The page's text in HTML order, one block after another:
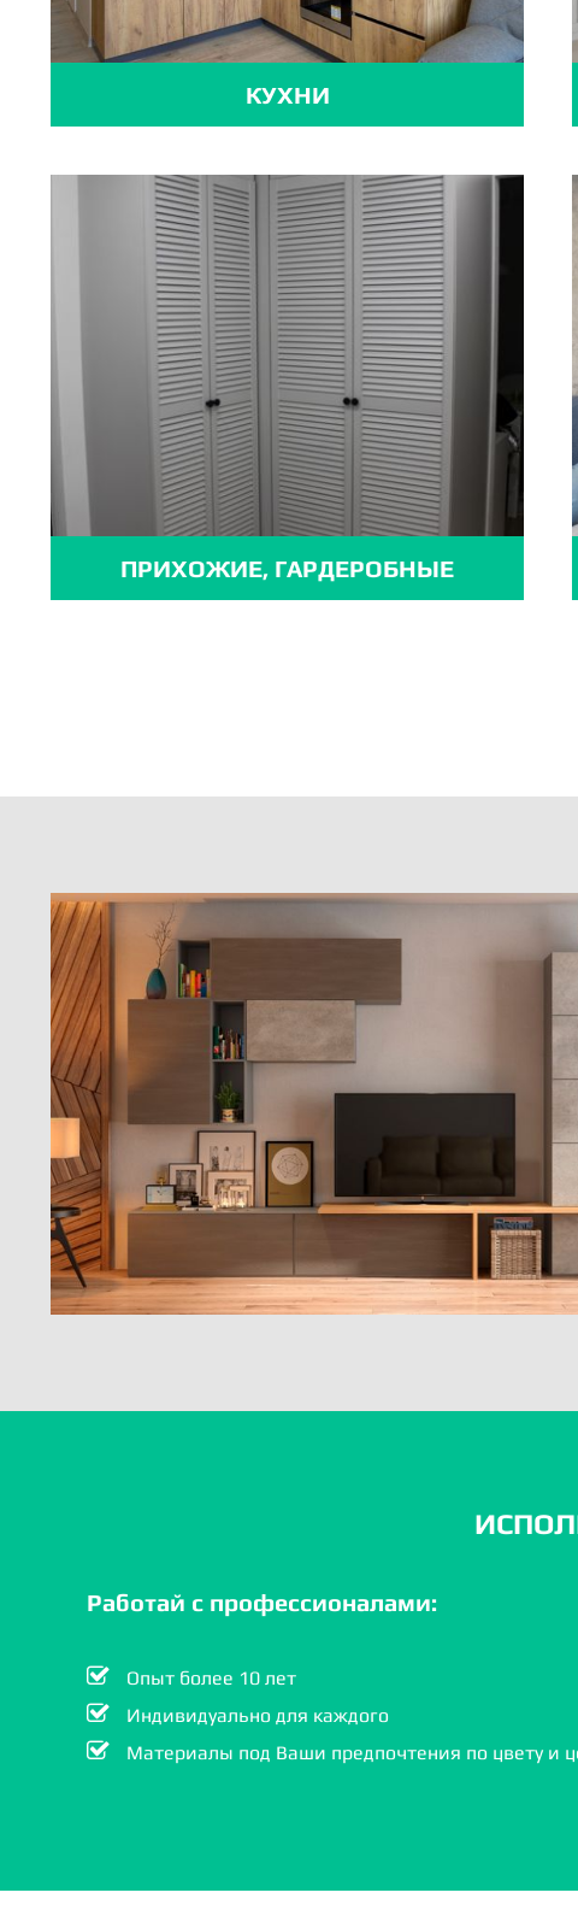
КУХНИ
ПРИХОЖИЕ, ГАРДЕРОБНЫЕ
Работай с профессионалами:
Опыт более 10 лет
Индивидуально для каждого
Материалы под Ваши предпочтения по цвету и